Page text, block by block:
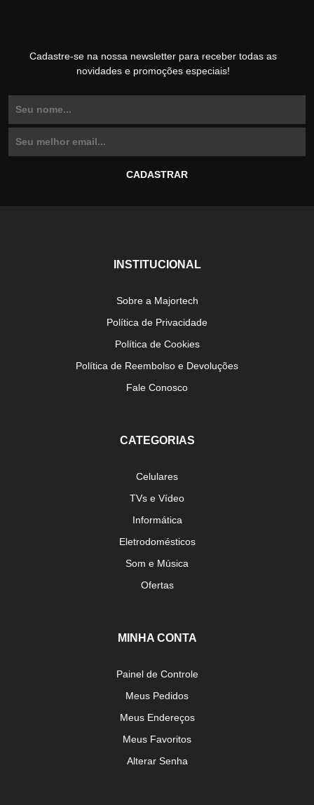
Cadastre-se na nossa newsletter para receber todas as
novidades e promoções especiais!
INSTITUCIONAL
Sobre a Majortech
Política de Privacidade
Política de Cookies
Política de Reembolso e Devoluções
Fale Conosco
CATEGORIAS
Celulares
TVs e Vídeo
Informática
Eletrodomésticos
Som e Música
Ofertas
MINHA CONTA
Painel de Controle
Meus Pedidos
Meus Endereços
Meus Favoritos
Alterar Senha